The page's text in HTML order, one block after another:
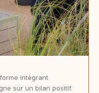
intégrant
sur un bilan positif.